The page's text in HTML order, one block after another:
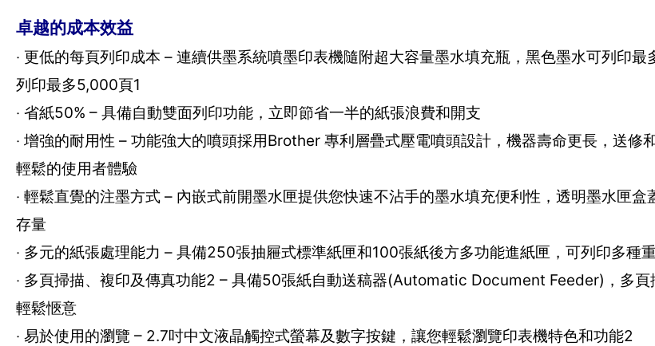
卓越的成本效益
‧ 更低的每頁列印成本 – 連續供墨系統噴墨印表機隨附超大容量墨水填充瓶，黑色墨水可列印
列印最多5,000頁1
‧ 省紙50% – 具備自動雙面列印功能，立即節省一半的紙張浪費和開支
‧ 增強的耐用性 – 功能強大的噴頭採用Brother 專利層疊式壓電噴頭設計，機器壽命更長，送修
輕鬆的使用者體驗
‧ 輕鬆直覺的注墨方式 – 內嵌式前開墨水匣提供您快速不沾手的墨水填充便利性，透明墨水匣盒
存量
‧ 多元的紙張處理能力 – 具備250張抽屜式標準紙匣和100張紙後方多功能進紙匣，可列印多種
‧ 多頁掃描、複印及傳真功能2 – 具備50張紙自動送稿器(Automatic Document Feeder)，多頁
輕鬆愜意
‧ 易於使用的瀏覽 – 2.7吋中文液晶觸控式螢幕及數字按鍵，讓您輕鬆瀏覽印表機特色和功能2